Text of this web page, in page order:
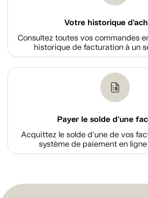
Votre historique
Consultez toutes vos commandes
historique de facturation à un
Payer le solde d'une
Acquittez le solde d’une de vos
système de paiement en